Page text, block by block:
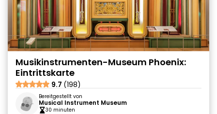
Musikinstrumenten-Museum Phoenix:
Eintrittskarte
9.7 (198)
Bereitgestellt von
Musical Instrument Museum
30 minuten